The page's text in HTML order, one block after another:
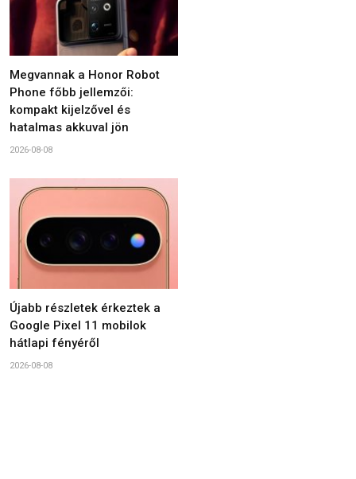
Megvannak a Honor Robot
Phone főbb jellemzői:
kompakt kijelzővel és
hatalmas akkuval jön
2026-08-08
Újabb részletek érkeztek a
Google Pixel 11 mobilok
hátlapi fényéről
2026-08-08